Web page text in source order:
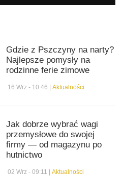
Gdzie z Pszczyny na narty?
Najlepsze pomysły na
rodzinne ferie zimowe
16 Wrz - 10:46 |Aktualności
Jak dobrze wybrać wagi
przemysłowe do swojej
firmy — od magazynu po
hutnictwo
02 Wrz - 09:11 |Aktualności